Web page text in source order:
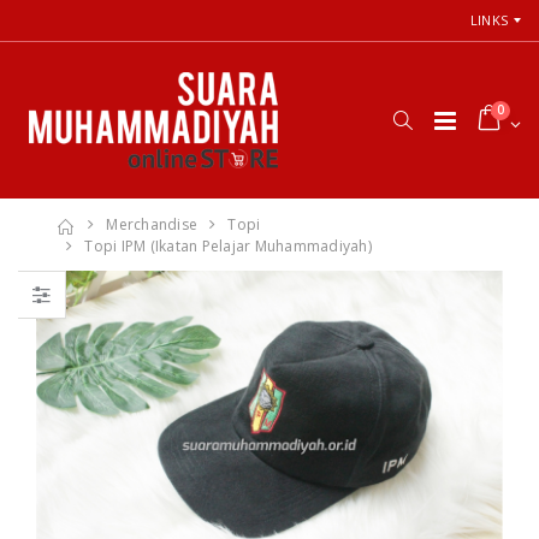
LINKS
0
Merchandise
Topi
Topi IPM (Ikatan Pelajar Muhammadiyah)
66 Jalan Menuju
Cinta Ilahi
Menemukan
Tuhan dalam
Luka, Cinta, dan
Kehidupan
Sehari-hari
Cara Shalat
Menurut
Himpunan
Putusan Tarjih
Muhammadiyah
Rp. 31.000